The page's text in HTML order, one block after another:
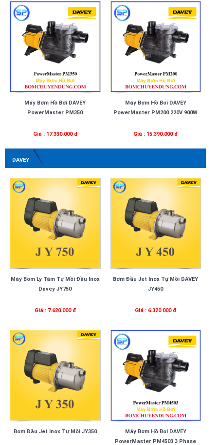
Máy Bơm Hồ Bơi DAVEY
PowerMaster PM350
Giá : 17.330.000 đ
Máy Bơm Hồ Bơi DAVEY
PowerMaster PM200 220V 900W
Giá : 15.390.000 đ
DAVEY
Máy Bơm Ly Tâm Tự Mồi Đầu Inox
Davey JY750
Giá : 7.620.000 đ
Bơm Đầu Jet Inox Tự Mồi DAVEY
JY450
Giá : 6.320.000 đ
Bơm Đầu Jet Inox Tự Mồi JY350
Máy Bơm Hồ Bơi DAVEY
PowerMaster PM4503 3 Phase